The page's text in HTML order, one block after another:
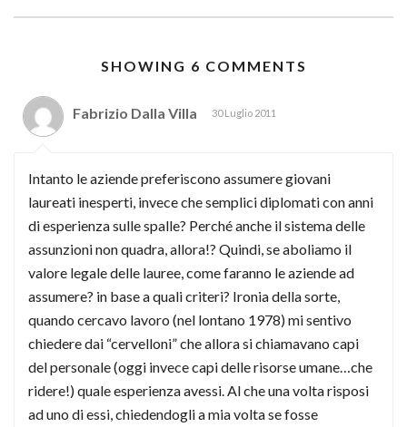
SHOWING 6 COMMENTS
Fabrizio Dalla Villa 30 Luglio 2011
Intanto le aziende preferiscono assumere giovani
laureati inesperti, invece che semplici diplomati con anni
di esperienza sulle spalle? Perché anche il sistema delle
assunzioni non quadra, allora!? Quindi, se aboliamo il
valore legale delle lauree, come faranno le aziende ad
assumere? in base a quali criteri? Ironia della sorte,
quando cercavo lavoro (nel lontano 1978) mi sentivo
chiedere dai “cervelloni” che allora si chiamavano capi
del personale (oggi invece capi delle risorse umane…che
ridere!) quale esperienza avessi. Al che una volta risposi
ad uno di essi, chiedendogli a mia volta se fosse